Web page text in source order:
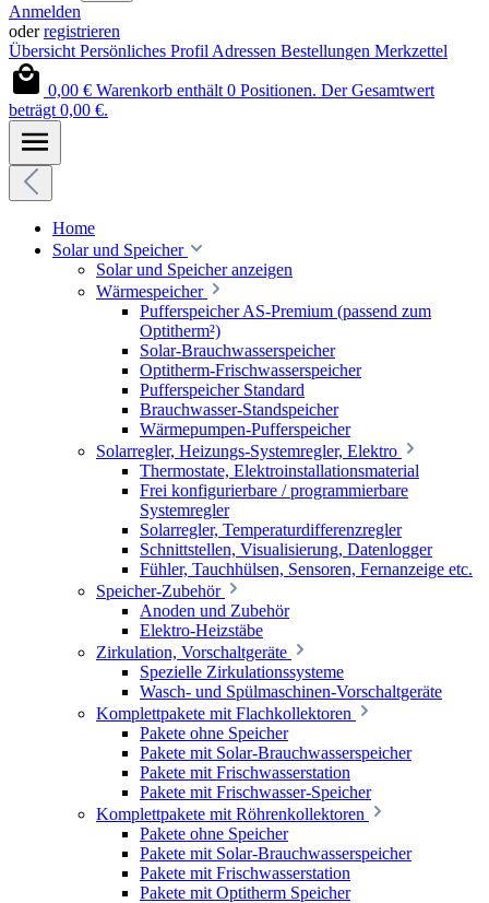
Anmelden
oderregistrieren
Übersicht Persönliches Profil Adressen Bestellungen Merkzettel
0,00 € Warenkorb enthält 0 Positionen. Der Gesamtwert
beträgt 0,00 €.
Home
Solar und Speicher
Solar und Speicher anzeigen
Wärmespeicher
Pufferspeicher AS-Premium (passend zum
Optitherm²)
Solar-Brauchwasserspeicher
Optitherm-Frischwasserspeicher
Pufferspeicher Standard
Brauchwasser-Standspeicher
Wärmepumpen-Pufferspeicher
Solarregler, Heizungs-Systemregler, Elektro
Thermostate, Elektroinstallationsmaterial
Frei konfigurierbare / programmierbare
Systemregler
Solarregler, Temperaturdifferenzregler
Schnittstellen, Visualisierung, Datenlogger
Fühler, Tauchhülsen, Sensoren, Fernanzeige etc.
Speicher-Zubehör
Anoden und Zubehör
Elektro-Heizstäbe
Zirkulation, Vorschaltgeräte
Spezielle Zirkulationssysteme
Wasch- und Spülmaschinen-Vorschaltgeräte
Komplettpakete mit Flachkollektoren
Pakete ohne Speicher
Pakete mit Solar-Brauchwasserspeicher
Pakete mit Frischwasserstation
Pakete mit Frischwasser-Speicher
Komplettpakete mit Röhrenkollektoren
Pakete ohne Speicher
Pakete mit Solar-Brauchwasserspeicher
Pakete mit Frischwasserstation
Pakete mit Optitherm Speicher